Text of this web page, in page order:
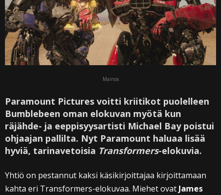
Mainos
Paramount Pictures voitti kriitikot puolelleen
Bumblebeen oman elokuvan myötä kun
räjähde- ja eeppisyysartisti Michael Bay poistui
ohjaajan pallilta. Nyt Paramount haluaa lisää
hyviä, tarinavetoisia Transformers-elokuvia.
Yhtiö on pestannut kaksi käsikirjoittajaa kirjoittamaan
kahta eri Transformers-elokuvaa. Miehet ovat James